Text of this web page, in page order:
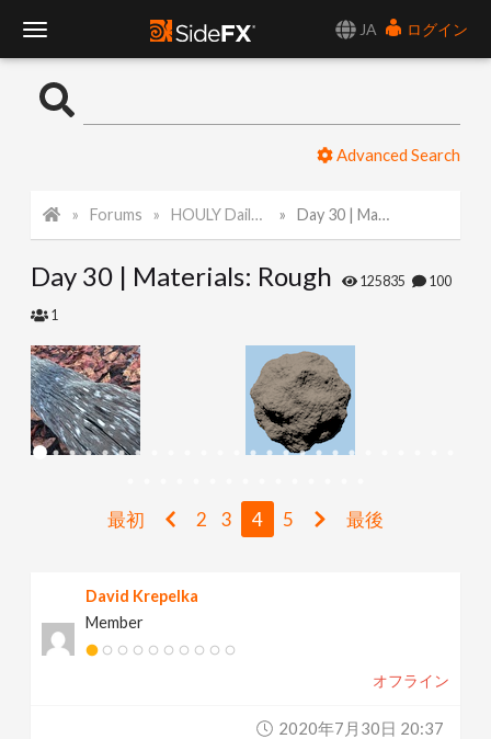
JA
ログイン
o
l
N
Advanced Search
Forums HOULY Daily Challenge Day 30 | Materials: Rough
Day 30 | Materials: Rough 125835 100
1
最初 2 3 4 5 最後
David Krepelka
Member
オフライン
2020年7月30日 20:37